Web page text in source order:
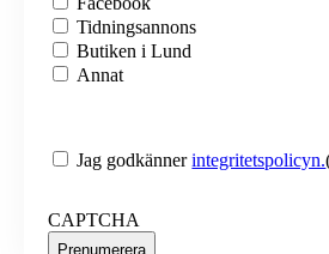
Tidningsannons
Butiken i Lund
Annat
Samtycke(Obligatoriskt)
Jag godkännerintegritetspolicyn.
CAPTCHA